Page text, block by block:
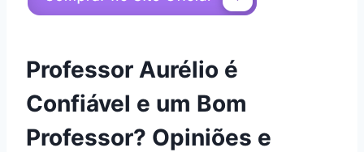
Professor Aurélio é
Confiável e um Bom
Professor? Opiniões e